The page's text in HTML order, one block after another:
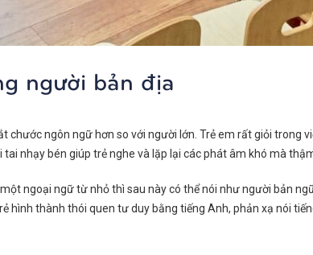
người bản địa
chước ngôn ngữ hơn so với người lớn. Trẻ em rất giỏi trong
nhạy bén giúp trẻ nghe và lặp lại các phát âm khó mà
ngoại ngữ từ nhỏ thì sau này có thể nói như người bản
hình thành thói quen tư duy bằng tiếng Anh, phản xạ nói